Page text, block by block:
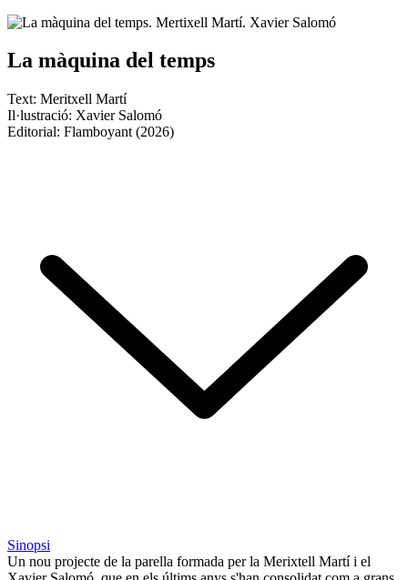
La màquina del temps
Text: Meritxell Martí
Il·lustració: Xavier Salomó
Editorial: Flamboyant (2026)
Sinopsi
Un nou projecte de la parella formada per la Merixtell Martí i el